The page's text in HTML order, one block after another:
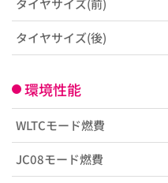
タイヤサイズ(後)
環境性能
WLTCモード燃費
JC08モード燃費